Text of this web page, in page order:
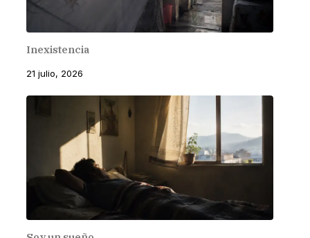
Inexistencia
21 julio, 2026